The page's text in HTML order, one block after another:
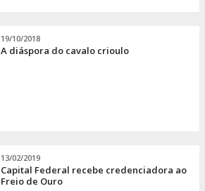
19/10/2018
A diáspora do cavalo crioulo
13/02/2019
Capital Federal recebe credenciadora ao
Freio de Ouro